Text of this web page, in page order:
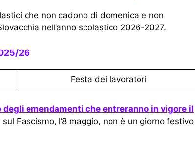
che non cadono di domenica e non
nell’anno scolastico 2026-2027.
26
Festa dei lavoratori
emendamenti che entreranno in vigore il
Fascismo, l’8 maggio, non è un giorno festivo